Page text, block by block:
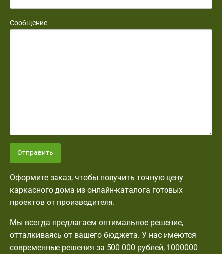
Сообщение
Отправить
Оформите заказ, чтобы получить точную цену
каркасного дома из онлайн-каталога готовых
проектов от производителя.
Мы всегда предлагаем оптимальное решение,
отталкиваясь от вашего бюджета. У нас имеются
современные решения за 500 000 рублей, 1000000